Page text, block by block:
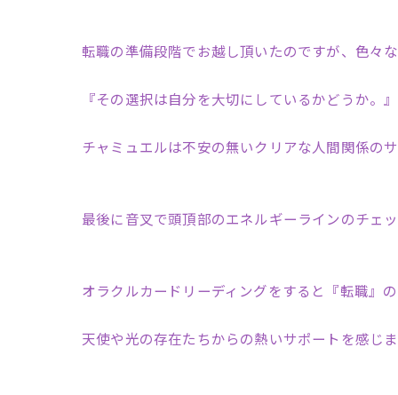
転職の準備段階でお越し頂いたのですが、色々
『その選択は自分を大切にしているかどうか。
チャミュエルは不安の無いクリアな人間関係の
最後に音叉で頭頂部のエネルギーラインのチェ
オラクルカードリーディングをすると『転職』
天使や光の存在たちからの熱いサポートを感じま